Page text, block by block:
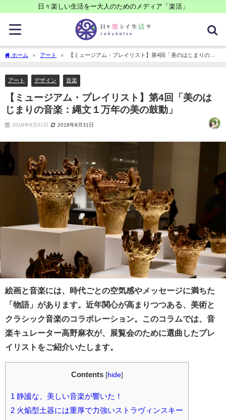
日々楽しい生活をー大人のためのメディア「楽活」
ホーム アート
【ミュージアム・プレイリスト】第4回「美のはじまりの音
楽：縄文１万年の美の鼓動」
アート デザイン 音楽
【ミュージアム・プレイリスト】第4回「美のは
じまりの音楽：縄文１万年の美の鼓動」
2018年8月31日 2018年8月31日
絵画と音楽には、時代ごとの空気感やメッセージに満ちた
「物語」があります。近年関心が高まりつつある、美術と
クラシック音楽のコラボレーション。このコラムでは、音
楽キュレーター高野麻衣が、展覧会のために選曲したプレ
イリストをご紹介いたします。
Contents [hide]
1 静謐な、美しい音楽が響いた！
2 火焔型土器には重厚で力強いストラヴィンスキー